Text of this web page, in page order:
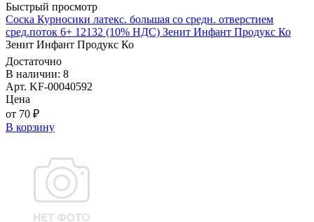
Быстрый просмотр
Соска Курносики латекс. большая со средн. отверстием
сред.поток 6+ 12132 (10% НДС) Зенит Инфант Продукс Ко
Зенит Инфант Продукс Ко
Достаточно
В наличии: 8
Арт. KF-00040592
Цена
от 70 ₽
В корзину